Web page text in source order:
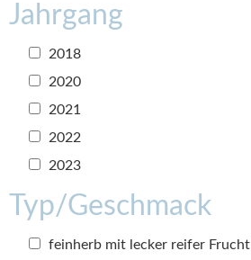
Jahrgang
2018
2020
2021
2022
2023
Typ/Geschmack
feinherb mit lecker reifer Frucht